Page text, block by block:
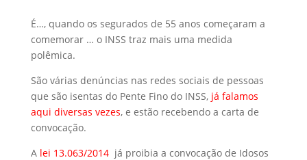
É…, quando os segurados de 55 anos começaram a
comemorar … o INSS traz mais uma medida
polêmica.
São várias denúncias nas redes sociais de pessoas
que são isentas do Pente Fino do INSS, já falamos
aqui diversas vezes, e estão recebendo a carta de
convocação.
A lei 13.063/2014já proibia a convocação de Idosos